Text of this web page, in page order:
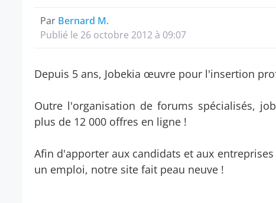
Par Bernard M.
Publié le 26 octobre 2012 à 09:07
Depuis 5 ans, Jobekia œuvre pour l'insertion
Outre l'organisation de forums spécialisés,
plus de 12 000 offres en ligne !
Afin d'apporter aux candidats et aux
un emploi, notre site fait peau neuve !